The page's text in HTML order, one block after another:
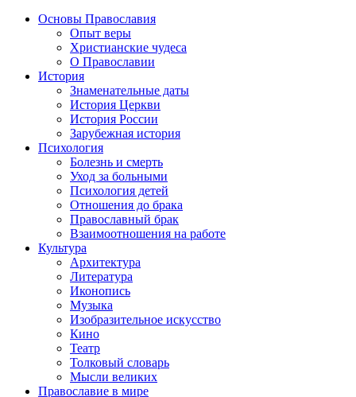
Основы Православия
Опыт веры
Христианские чудеса
О Православии
История
Знаменательные даты
История Церкви
История России
Зарубежная история
Психология
Болезнь и смерть
Уход за больными
Психология детей
Отношения до брака
Православный брак
Взаимоотношения на работе
Культура
Архитектура
Литература
Иконопись
Музыка
Изобразительное искусство
Кино
Театр
Толковый словарь
Мысли великих
Православие в мире